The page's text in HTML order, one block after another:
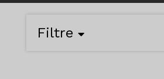
Filtre